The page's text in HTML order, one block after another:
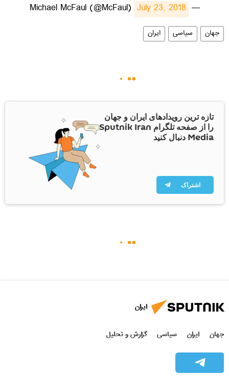
— Michael McFaul (@McFaul)
July 23, 2018
جهان سیاسی ایران
تازه ترین رویدادهای ایران و جهان
را از صفحه تلگرام Sputnik Iran
Media دنبال کنید
اشتراک
ایران
جهان ایران سیاسی گزارش و تحلیل